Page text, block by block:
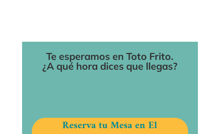
Te esperamos en Toto Frito.
¿A qué hora dices que llegas?
Reserva tu Mesa en El